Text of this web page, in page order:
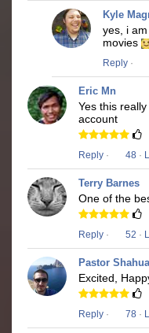
Kyle
yes, i
movies
Reply ·
Eric Mn
Yes this
account
Reply · 48 ·
Terry Barnes
One of the
Reply · 52 ·
Pastor
Excited,
Reply · 78 ·